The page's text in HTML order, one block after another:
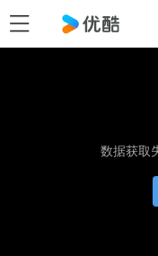
数据获取